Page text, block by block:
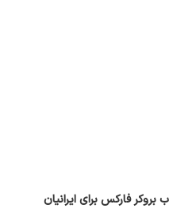
بروکر فارکس برای ایرانیان